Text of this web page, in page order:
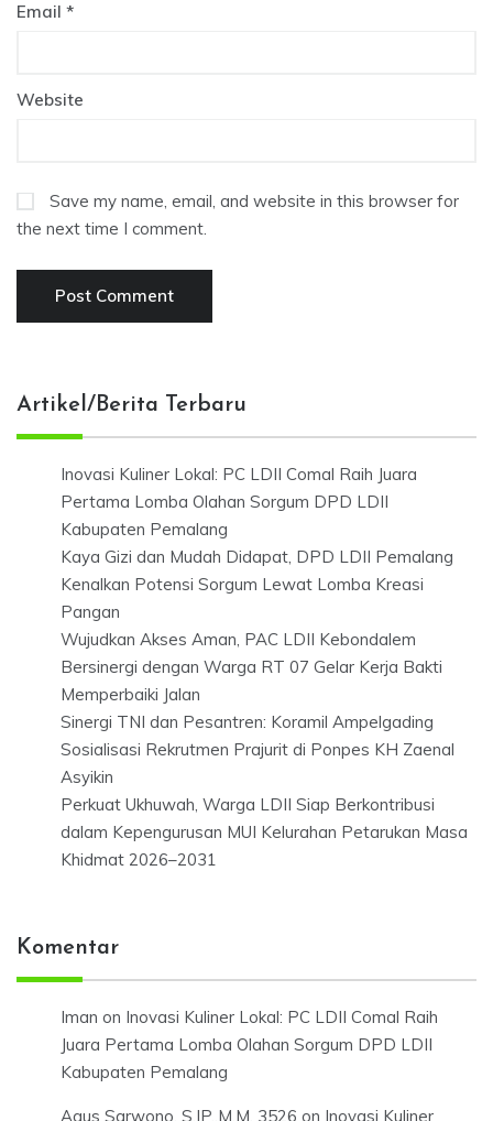
Email *
Website
Save my name, email, and website in this browser for
the next time I comment.
Artikel/Berita Terbaru
Inovasi Kuliner Lokal: PC LDII Comal Raih Juara
Pertama Lomba Olahan Sorgum DPD LDII
Kabupaten Pemalang
Kaya Gizi dan Mudah Didapat, DPD LDII Pemalang
Kenalkan Potensi Sorgum Lewat Lomba Kreasi
Pangan
Wujudkan Akses Aman, PAC LDII Kebondalem
Bersinergi dengan Warga RT 07 Gelar Kerja Bakti
Memperbaiki Jalan
Sinergi TNI dan Pesantren: Koramil Ampelgading
Sosialisasi Rekrutmen Prajurit di Ponpes KH Zaenal
Asyikin
Perkuat Ukhuwah, Warga LDII Siap Berkontribusi
dalam Kepengurusan MUI Kelurahan Petarukan Masa
Khidmat 2026–2031
Komentar
Iman on Inovasi Kuliner Lokal: PC LDII Comal Raih
Juara Pertama Lomba Olahan Sorgum DPD LDII
Kabupaten Pemalang
Agus Sarwono, S.IP.,M.M. 3526 on Inovasi Kuliner